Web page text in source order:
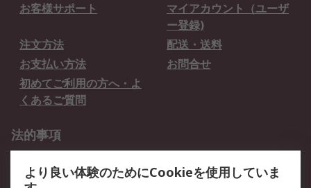
お客様サポート
マイアカウント（ユーザ
ー登録)
注文方法
配送・送料
お支払い方法
お問合せ
初めてご利用の方へ・よ
くあるご質問
法的事項
クッキーポリシー
より良い体験のためにCookieを使用していま